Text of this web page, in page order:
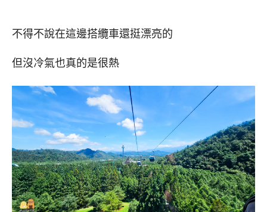
不得不說在這邊搭纜車還挺漂亮的
但沒冷氣也真的是很熱